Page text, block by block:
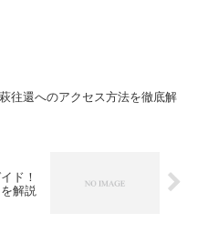
往還へのアクセス方法を徹底解
ド！
解説